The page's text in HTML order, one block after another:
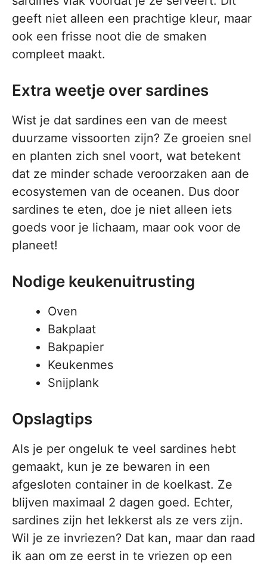
geeft niet alleen een prachtige kleur, maar
ook een frisse noot die de smaken
compleet maakt.
Extra weetje over sardines
Wist je dat sardines een van de meest
duurzame vissoorten zijn? Ze groeien snel
en planten zich snel voort, wat betekent
dat ze minder schade veroorzaken aan de
ecosystemen van de oceanen. Dus door
sardines te eten, doe je niet alleen iets
goeds voor je lichaam, maar ook voor de
planeet!
Nodige keukenuitrusting
Oven
Bakplaat
Bakpapier
Keukenmes
Snijplank
Opslagtips
Als je per ongeluk te veel sardines hebt
gemaakt, kun je ze bewaren in een
afgesloten container in de koelkast. Ze
blijven maximaal 2 dagen goed. Echter,
sardines zijn het lekkerst als ze vers zijn.
Wil je ze invriezen? Dat kan, maar dan raad
ik aan om ze eerst in te vriezen op een